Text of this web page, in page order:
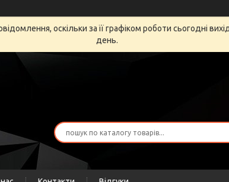
оскільки за її графіком роботи сьогодні
день.